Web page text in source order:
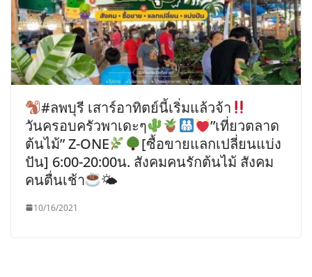
#ลพบุรี เสาร์อาทิตย์นี้เริ่มแล้วจ้า
วันครอบครัวพาเดะๆ
”เที่ยวตลาด
ต้นไม้” Z-ONE
[ซื้อขายแลกเปลี่ยนแบ่ง
ปัน] 6:00-20:00น. สังคมคนรักต้นไม้ สังคม
คนตื่นเช้า
🌤
10/16/2021